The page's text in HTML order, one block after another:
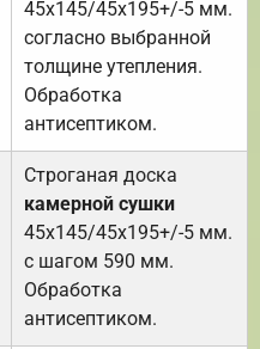
45х145/45х195+/-5 мм.
согласно выбранной
толщине утепления.
Обработка
антисептиком.
Строганая доска
камерной сушки
45х145/45х195+/-5 мм.
с шагом 590 мм.
Обработка
антисептиком.